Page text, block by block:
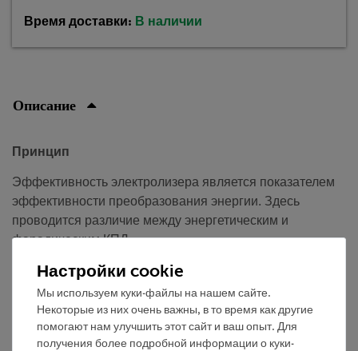
Время доставки: В наличии
Описание
Принцип
Эффективность электролизера является показателем
эффективности преобразования энергии. Здесь
проводится различие между энергетическим и
фарадическим КПД.
Когда разрабатывается новая технология, важно,
чтобы ее можно было экономически выгодно
использовать. Если эффективность низкая, то нет
смысла выводить ее на рынок.
Настройки cookie
Мы используем куки-файлы на нашем сайте.
Некоторые из них очень важны, в то время как другие
помогают нам улучшить этот сайт и ваш опыт. Для
получения более подробной информации о куки-